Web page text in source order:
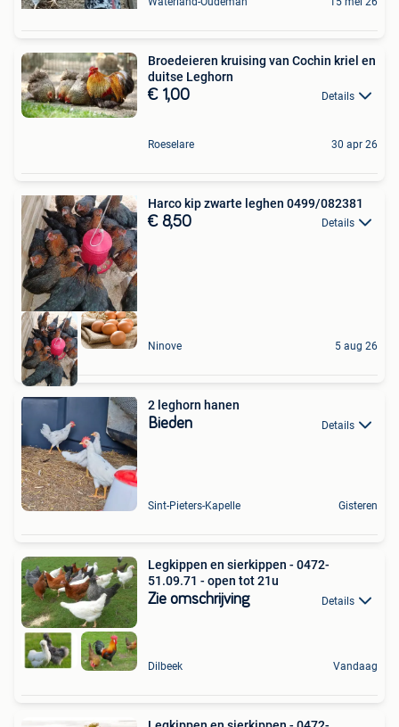
Broedeieren kruising van Cochin kriel en
duitse Leghorn
€ 1,00 Details
Roeselare 30 apr 26
Harco kip zwarte leghen 0499/082381
€ 8,50 Details
Ninove 5 aug 26
2 leghorn hanen
Bieden Details
Sint-Pieters-Kapelle Gisteren
Legkippen en sierkippen - 0472-
51.09.71 - open tot 21u
Zie omschrijving Details
Dilbeek Vandaag